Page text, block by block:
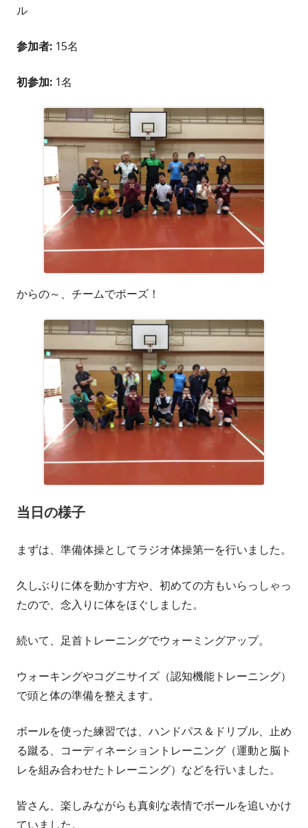
ル
参加者: 15名
初参加: 1名
からの～、チームでポーズ！
当日の様子
まずは、準備体操としてラジオ体操第一を行いました。
久しぶりに体を動かす方や、初めての方もいらっしゃっ
たので、念入りに体をほぐしました。
続いて、足首トレーニングでウォーミングアップ。
ウォーキングやコグニサイズ（認知機能トレーニング）
で頭と体の準備を整えます。
ボールを使った練習では、ハンドパス＆ドリブル、止め
る蹴る、コーディネーショントレーニング（運動と脳ト
レを組み合わせたトレーニング）などを行いました。
皆さん、楽しみながらも真剣な表情でボールを追いかけ
ていました。